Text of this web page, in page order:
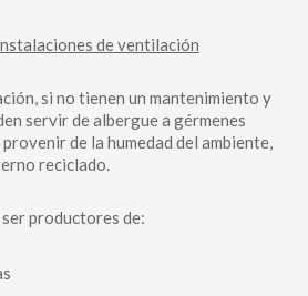
de ventilación
si no tienen un mantenimiento y
servir de albergue a gérmenes
de la humedad del ambiente,
reciclado.
productores de: